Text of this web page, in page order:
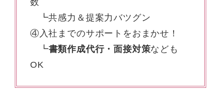
┗共感力＆提案力バツグン
④入社までのサポートをおまかせ！
┗書類作成代行・面接対策なども
OK